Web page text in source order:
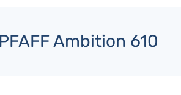
Ambition 610